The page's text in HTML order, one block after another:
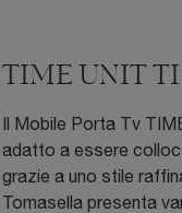
TIME UNIT TI
Il Mobile Porta Tv
adatto a essere
grazie a uno stile
Tomasella presenta